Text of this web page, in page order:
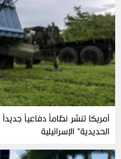
أمريكا تنشر نظاماً دفاعياً
الحديدية” الإسرائيلية